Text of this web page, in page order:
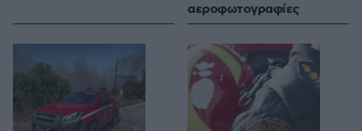
αεροφωτογραφίες